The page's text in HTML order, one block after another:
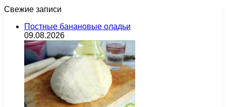
Свежие записи
Постные банановые оладьи
09.08.2026